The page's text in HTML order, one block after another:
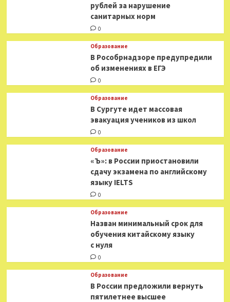
рублей за нарушение
санитарных норм
0
Образование
В Рособрнадзоре предупредили
об изменениях в ЕГЭ
0
Образование
В Сургуте идет массовая
эвакуация учеников из школ
0
Образование
«Ъ»: в России приостановили
сдачу экзамена по английскому
языку IELTS
0
Образование
Назван минимальный срок для
обучения китайскому языку
с нуля
0
Образование
В России предложили вернуть
пятилетнее высшее